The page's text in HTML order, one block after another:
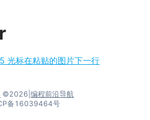
光标在粘贴的图片下一行
©2026 编程前沿导航
备16039464号